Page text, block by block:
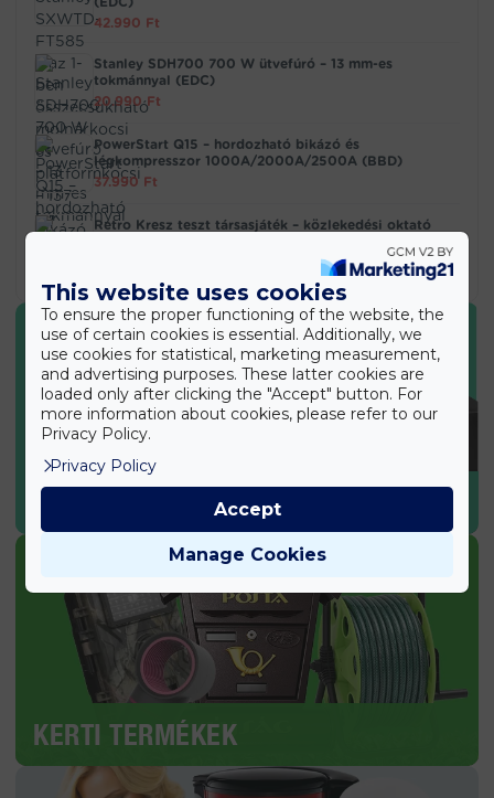
42.990 Ft
Stanley SDH700 700 W ütvefúró – 13 mm-es
tokmánnyal (EDC)
20.990Ft
PowerStart Q15 – hordozható bikázó és
légkompresszor 1000A/2000A/2500A (BBD)
37.990 Ft
Retro Kresz teszt társasjáték – közlekedési oktató
SPORT & EGÉSZSÉG
KERTI TERMÉKEK
This website uses cookies
To ensure the proper functioning of the website, the
use of certain cookies is essential. Additionally, we
use cookies for statistical, marketing measurement,
and advertising purposes. These latter cookies are
loaded only after clicking the "Accept" button. For
more information about cookies, please refer to our
Privacy Policy.
Privacy Policy
Manage Cookies
Accept